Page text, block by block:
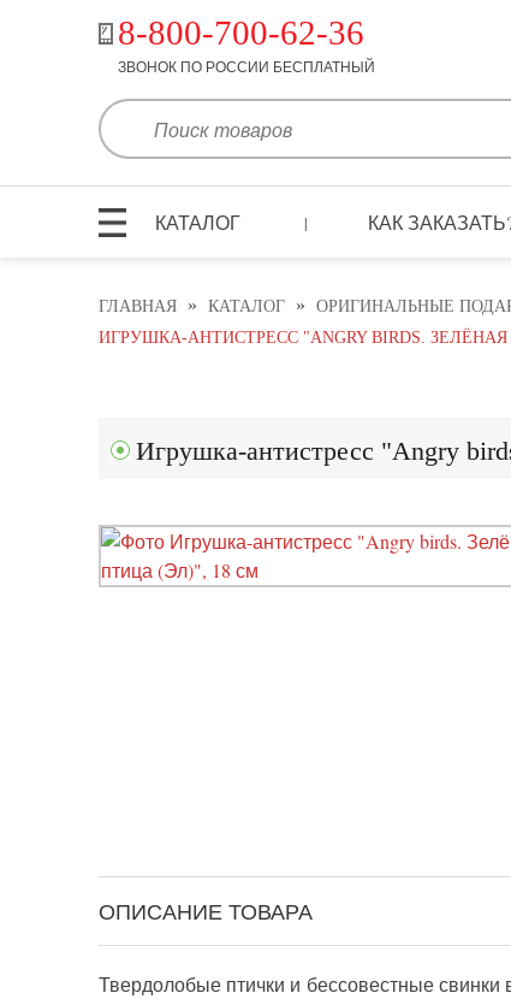
8-800-700-62-36
ЗВОНОК ПО РОССИИ БЕСПЛАТНЫЙ
КАТАЛОГ | КАК
ГЛАВНАЯ » КАТАЛОГ » ОРИГИНАЛЬНЫЕ
ИГРУШКА-АНТИСТРЕСС "ANGRY BIRDS.
Игрушка-антистресс "Angry
ОПИСАНИЕ ТОВАРА
Твердолобые птички и бессовестные